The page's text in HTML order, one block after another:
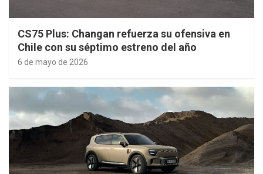
CS75 Plus: Changan refuerza su ofensiva en
Chile con su séptimo estreno del año
6 de mayo de 2026